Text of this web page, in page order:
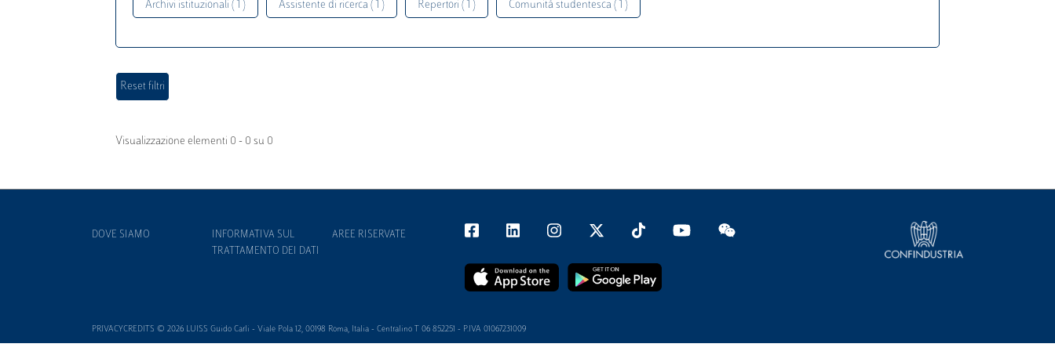
Archivi istituzionali ( 1 ) Assistente di ricerca ( 1 ) Repertori ( 1 ) Comunità studentesca ( 1 )
Visualizzazione elementi 0 - 0 su 0
DOVE SIAMO
INFORMATIVA SUL
TRATTAMENTO DEI DATI
AREE RISERVATE
PRIVACYCREDITS © 2026 LUISS Guido Carli - Viale Pola 12, 00198 Roma, Italia - Centralino T 06 852251 - P.IVA 01067231009